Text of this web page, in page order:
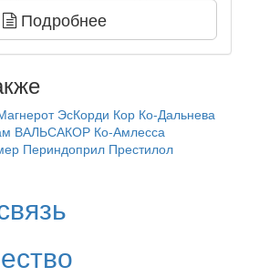
Подробнее
ЭсКорди Кор Ко-Дальнева
ВАЛЬСАКОР Ко-Амлесса
Периндоприл Престилол